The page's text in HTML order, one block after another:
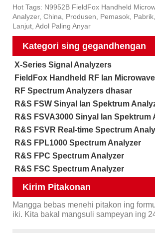
Hot Tags: N9952B FieldFox Handheld
Analyzer, China, Produsen, Pemasok,
Lanjut, Adol Paling Anyar
Kategori sing gegandhengan
X-Series Signal Analyzers
FieldFox Handheld RF lan
RF Spectrum Analyzers dhasar
R&S FSW Sinyal lan Spektrum
R&S FSVA3000 Sinyal lan Spektrum
R&S FSVR Real-time Spectrum
R&S FPL1000 Spectrum Analyzer
R&S FPC Spectrum Analyzer
R&S FSC Spectrum Analyzer
Kirim Pitakonan
Mangga bebas menehi pitakon ing
iki. Kita bakal mangsuli sampeyan ing